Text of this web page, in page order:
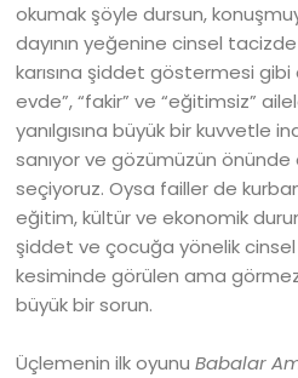
okumak şöyle dursun,
dayının yeğenine cinsel
karısına şiddet göstermesi gibi
evde”, “fakir” ve “eğitimsiz”
yanılgısına büyük bir kuvvetle
sanıyor ve gözümüzün
seçiyoruz. Oysa failler de
eğitim, kültür ve ekonomik
şiddet ve çocuğa yönelik
kesiminde görülen ama
büyük bir sorun.
Üçlemenin ilk oyunuBabalar